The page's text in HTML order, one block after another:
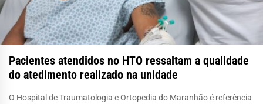
Pacientes atendidos no HTO ressaltam a qualidade
do atedimento realizado na unidade
O Hospital de Traumatologia e Ortopedia do Maranhão é referência